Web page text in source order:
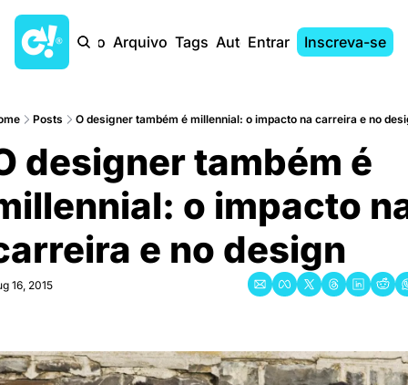
Início Arquivo Tags AutoresEntrar Inscreva-se
Posts O designer também é millennial: o impacto na carreira e no
designer também é
o impacto
e no design
16, 2015